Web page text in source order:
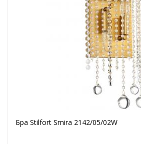
Бра Stilfort Smira 2142/05/02W